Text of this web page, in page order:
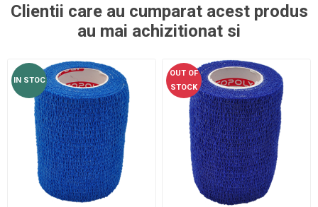
Clientii care au cumparat acest produs
au mai achizitionat si
IN STOC
OUT OF
STOCK